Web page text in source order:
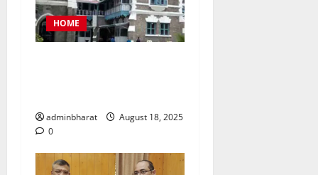
HOME
adminbharat
August 18, 2025
0